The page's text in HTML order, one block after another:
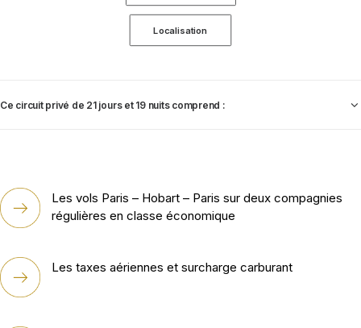
Localisation
Ce circuit privé de 21 jours et 19 nuits comprend :
Les vols Paris – Hobart – Paris sur deux compagnies
régulières en classe économique
Les taxes aériennes et surcharge carburant